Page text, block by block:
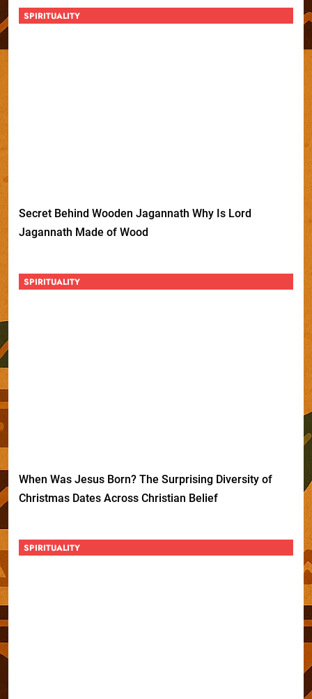
SPIRITUALITY
Secret Behind Wooden Jagannath Why Is Lord
Jagannath Made of Wood
SPIRITUALITY
When Was Jesus Born? The Surprising Diversity of
Christmas Dates Across Christian Belief
SPIRITUALITY